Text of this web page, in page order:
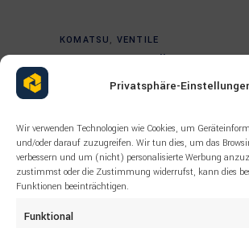
Privatsphäre-
Wir verwenden Technologien wie Cookies, um
und/oder darauf zuzugreifen. Wir tun dies, um das
verbessern und um (nicht) personalisierte Werbung
zustimmst oder die Zustimmung widerrufst, kann dies
Funktionen beeinträchtigen.
Funktional
Read more
KOMATSU , VENTILE
95066840 Ventil Komatsu
PC4000, PC5500